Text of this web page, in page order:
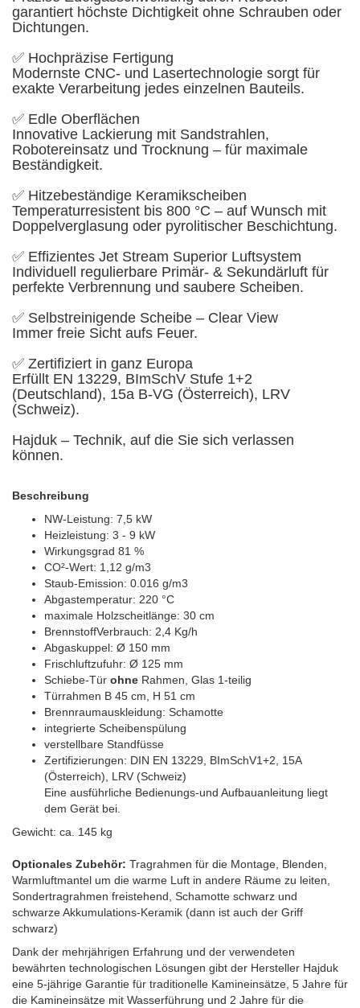
garantiert höchste Dichtigkeit ohne Schrauben oder
Dichtungen.
✅ Hochpräzise Fertigung
Modernste CNC- und Lasertechnologie sorgt für
exakte Verarbeitung jedes einzelnen Bauteils.
✅ Edle Oberflächen
Innovative Lackierung mit Sandstrahlen,
Robotereinsatz und Trocknung – für maximale
Beständigkeit.
✅ Hitzebeständige Keramikscheiben
Temperaturresistent bis 800 °C – auf Wunsch mit
Doppelverglasung oder pyrolitischer Beschichtung.
✅ Effizientes Jet Stream Superior Luftsystem
Individuell regulierbare Primär- & Sekundärluft für
perfekte Verbrennung und saubere Scheiben.
✅ Selbstreinigende Scheibe – Clear View
Immer freie Sicht aufs Feuer.
✅ Zertifiziert in ganz Europa
Erfüllt EN 13229, BImSchV Stufe 1+2
(Deutschland), 15a B-VG (Österreich), LRV
(Schweiz).
Hajduk – Technik, auf die Sie sich verlassen
können.
Beschreibung
NW-Leistung: 7,5 kW
Heizleistung: 3 - 9 kW
Wirkungsgrad 81 %
CO²-Wert: 1,12 g/m3
Staub-Emission: 0.016 g/m3
Abgastemperatur: 220 °C
maximale Holzscheitlänge: 30 cm
BrennstoffVerbrauch: 2,4 Kg/h
Abgaskuppel: Ø 150 mm
Frischluftzufuhr: Ø 125 mm
Schiebe-Tür ohne Rahmen, Glas 1-teilig
Türrahmen B 45 cm, H 51 cm
Brennraumauskleidung: Schamotte
integrierte Scheibenspülung
verstellbare Standfüsse
Zertifizierungen: DIN EN 13229, BImSchV1+2, 15A
(Österreich), LRV (Schweiz)
Eine ausführliche Bedienungs-und Aufbauanleitung liegt
dem Gerät bei.
Gewicht: ca. 145 kg
Optionales Zubehör: Tragrahmen für die Montage, Blenden,
Warmluftmantel um die warme Luft in andere Räume zu leiten,
Sondertragrahmen freistehend, Schamotte schwarz und
schwarze Akkumulations-Keramik (dann ist auch der Griff
schwarz)
Dank der mehrjährigen Erfahrung und der verwendeten
bewährten technologischen Lösungen gibt der Hersteller Hajduk
eine 5-jährige Garantie für traditionelle Kamineinsätze, 5 Jahre für
die Kamineinsätze mit Wasserführung und 2 Jahre für die